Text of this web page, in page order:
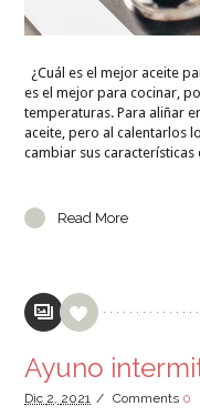
¿Cuál es el mejor aceite
es el mejor para cocinar,
temperaturas. Para aliñar
aceite, pero al calentarlos
cambiar sus
Read More
Ayuno
Dic 2, 2021 / Comments 0